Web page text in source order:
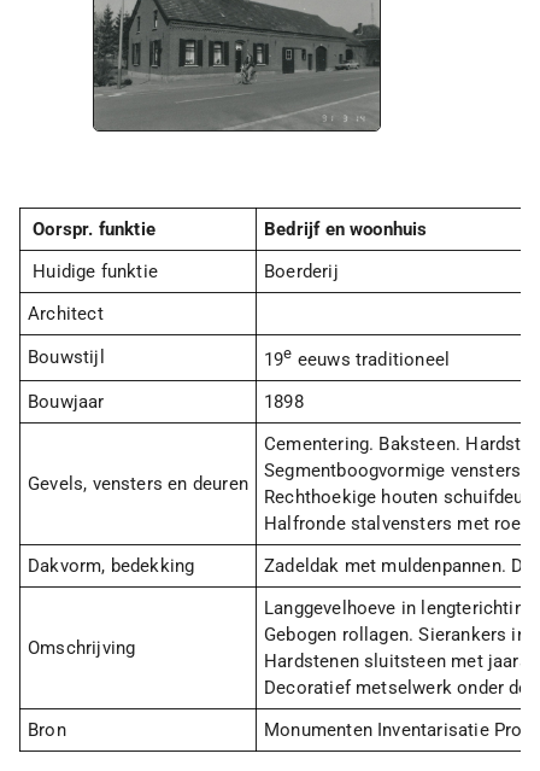
Oorspr. funktie
Bedrijf en woonhuis
Huidige funktie
Boerderij
Architect
Bouwstijl
19e eeuws traditioneel
Bouwjaar
1898
Gevels, vensters en deuren
Cementering. Baksteen.
Segmentboogvormige vensters
Rechthoekige houten
Halfronde stalvensters met
Dakvorm, bedekking
Zadeldak met muldenpannen.
Omschrijving
Langgevelhoeve in
Gebogen rollagen. Sierankers in
Hardstenen sluitsteen met
Decoratief metselwerk onder de
Bron
Monumenten Inventarisatie